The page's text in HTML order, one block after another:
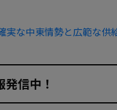
実な中東情勢と広範な供
信中！